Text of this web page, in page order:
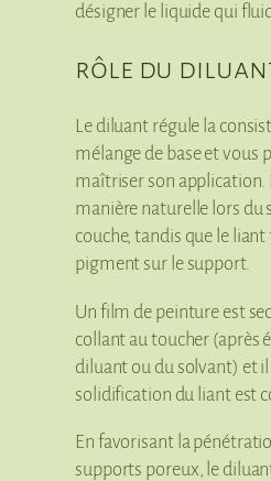
désigner le liquide qui
rôle du
Le diluant régule la
mélange de base et vous
maîtriser son application.
manière naturelle lors du
couche, tandis que le
pigment sur le support.
Un film de peinture est sec
collant au toucher (après
diluant ou du solvant) et
solidification du liant est
En favorisant la
supports poreux, le